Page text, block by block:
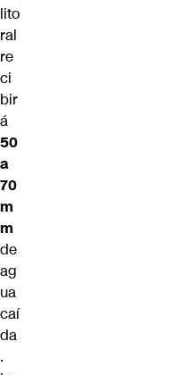
lito
ral
re
ci
bir
á
50
a
70
m
m
de
ag
ua
caí
da
.